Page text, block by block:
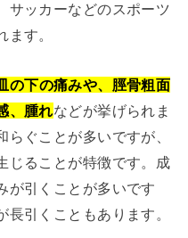
サッカーなどのスポーツ
す。
の下の痛みや、脛骨粗面
、腫れなどが挙げられま
ぐことが多いですが、
じることが特徴です。成
が引くことが多いです
引くこともあります。